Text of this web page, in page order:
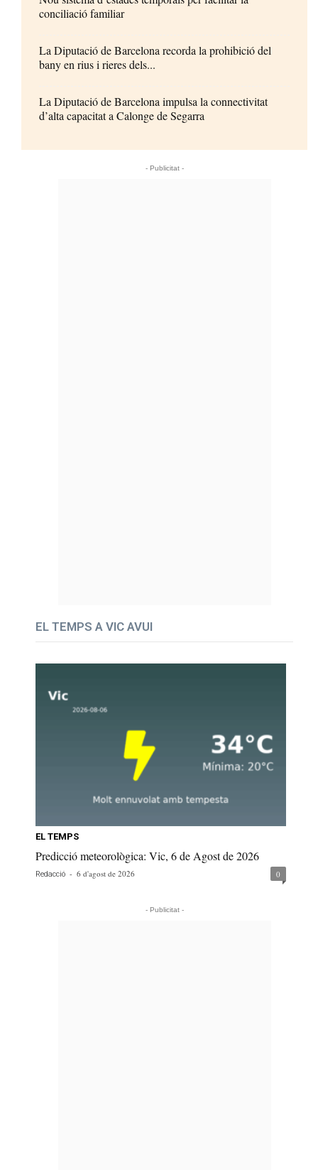
conciliació familiar
La Diputació de Barcelona recorda la prohibició del
bany en rius i rieres dels...
La Diputació de Barcelona impulsa la connectivitat
d’alta capacitat a Calonge de Segarra
- Publicitat -
EL TEMPS A VIC AVUI
EL TEMPS
Predicció meteorològica: Vic, 6 de Agost de 2026
Redacció - 6 d'agost de 2026 0
- Publicitat -